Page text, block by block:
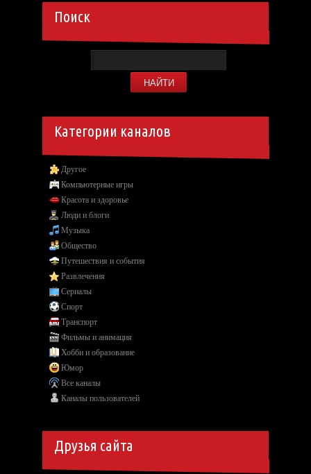
Поиск
Категории каналов
Другое
Компьютерные игры
Красота и здоровье
Люди и блоги
Музыка
Общество
Путешествия и события
Развлечения
Сериалы
Спорт
Транспорт
Фильмы и анимация
Хобби и образование
Юмор
Все каналы
Каналы пользователей
Друзья сайта